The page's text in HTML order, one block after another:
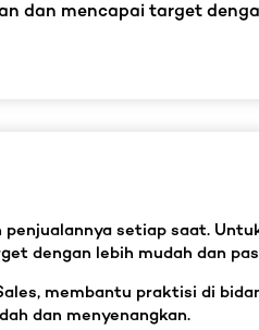
dan mencapai target
setiap saat.
dengan lebih mudah dan
membantu praktisi di
dan menyenangkan.